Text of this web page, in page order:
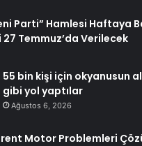
Parti” Hamlesi Haftaya
Temmuz’da Verilecek
55 bin kişi için okyanusun
gibi yol yaptılar
Ağustos 6, 2026
Motor Problemleri